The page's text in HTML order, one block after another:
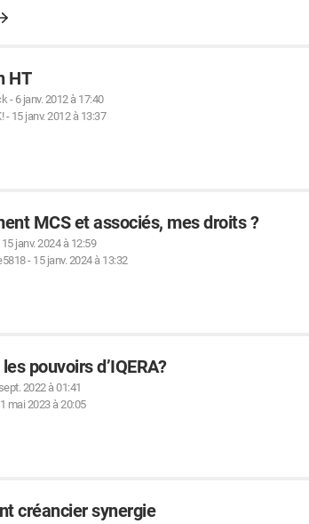
HT
- 6 janv. 2012 à 17:40
- 15 janv. 2012 à 13:37
MCS et associés, mes droits ?
15 janv. 2024 à 12:59
- 15 janv. 2024 à 13:32
pouvoirs d’IQERA?
2022 à 01:41
1 mai 2023 à 20:05
créancier synergie